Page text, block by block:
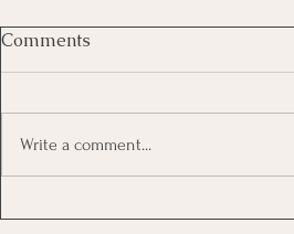
Comments
Write a comment...